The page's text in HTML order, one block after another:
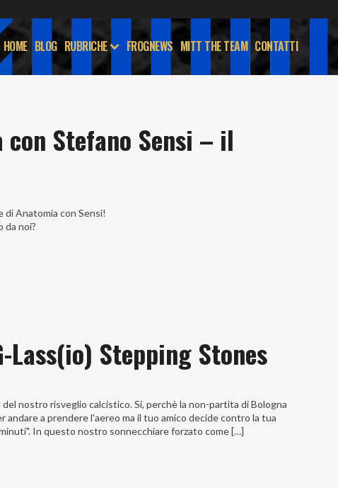
HOME BLOG RUBRICHE FROGNEWS MITT THE TEAM CONTATTI
Stefano Sensi – il
di Anatomia con Sensi!
da noi?
Lass(io) Stepping Stones
nostro risveglio calcistico. Si, perchè la non-partita di Bologna
andare a prendere l'aereo ma il tuo amico decide contro la tua
In questo nostro sonnecchiare forzato come […]